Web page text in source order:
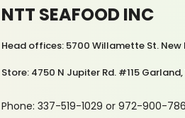
NTT SEAFOOD INC
Head offices: 5700 Willamette St. New
Store: 4750 N Jupiter Rd. #115
Phone: 337-519-1029 or 972-900-